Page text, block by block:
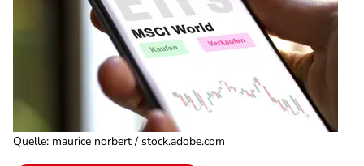
Quelle: maurice norbert / stock.adobe.com